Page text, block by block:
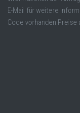
E-Mail für weitere
Code vorhanden Preise